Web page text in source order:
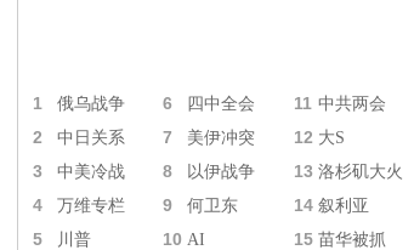
1 俄乌战争 6 四中全会 11 中共两会
2 中日关系 7 美伊冲突 12 大S
3 中美冷战 8 以伊战争 13 洛杉矶大火
4 万维专栏 9 何卫东 14 叙利亚
5 川普 10 AI 15 苗华被抓